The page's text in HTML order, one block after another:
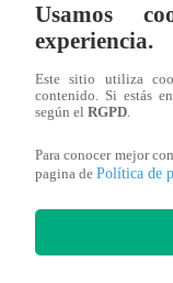
Un cambista fue
Centro de Lima
medio del cierre
Según reporta el
comercial Real
Los testimonios
quitarle 16 mil
Usamos
experiencia.
Este sitio utiliza
contenido. Si estás
según el RGPD.
Para conocer mejor
pagina de Política de